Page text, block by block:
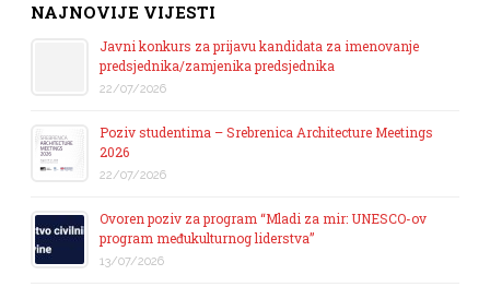
NAJNOVIJE VIJESTI
Javni konkurs za prijavu kandidata za imenovanje
predsjednika/zamjenika predsjednika
22/07/2026
Poziv studentima – Srebrenica Architecture Meetings
2026
22/07/2026
Ovoren poziv za program “Mladi za mir: UNESCO-ov
program međukulturnog liderstva”
13/07/2026